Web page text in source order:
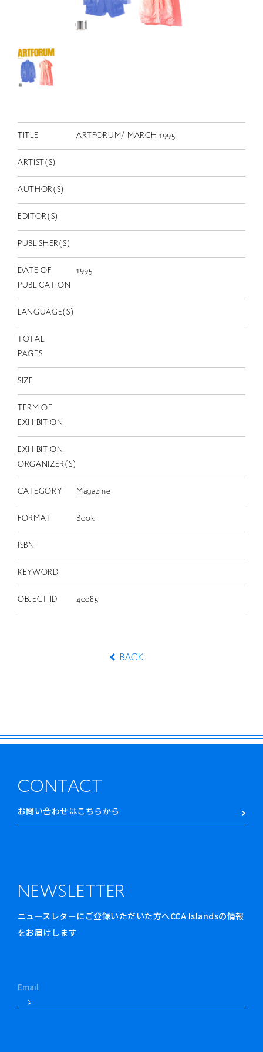
出演者
出版物
CONTACT
JP
EN
TITLE ARTFORUM/ MARCH 1995
ARTIST(S)
AUTHOR(S)
EDITOR(S)
PUBLISHER(S)
DATE OF
PUBLICATION
1995
LANGUAGE(S)
TOTAL
PAGES
SIZE
TERM OF
EXHIBITION
EXHIBITION
ORGANIZER(S)
CATEGORY Magazine
FORMAT Book
ISBN
KEYWORD
OBJECT ID 40085
BACK
CONTACT
お問い合わせはこちらから
NEWSLETTER
ニュースレターにご登録いただいた方へCCA Islandsの情報
をお届けします